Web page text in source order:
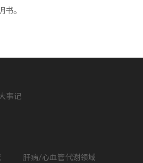
书。
事记
肝病/心血管代谢领域